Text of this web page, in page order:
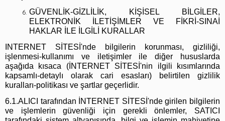
GÜVENLİK-GİZLİLİK, KİŞİSEL BİLGİLER,
ELEKTRONİK İLETİŞİMLER VE FİKRİ-SINAİ
HAKLAR İLE İLGİLİ KURALLAR
INTERNET SİTESİ'nde bilgilerin korunması, gizliliği,
işlenmesi-kullanımı ve iletişimler ile diğer hususlarda
aşağıda kısaca (İNTERNET SİTESİ'nin ilgili kısımlarında
kapsamlı-detaylı olarak cari esasları) belirtilen gizlilik
kuralları-politikası ve şartlar geçerlidir.
6.1.ALICI tarafından İNTERNET SİTESİ'nde girilen bilgilerin
ve işlemlerin güvenliği için gerekli önlemler, SATICI